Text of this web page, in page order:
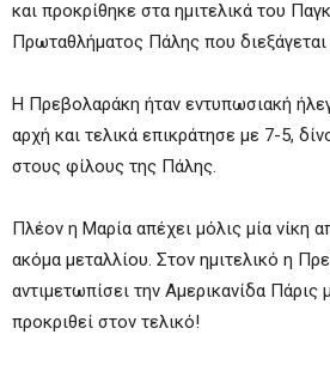
και προκρίθηκε στα ημιτελικά του
Πρωταθλήματος Πάλης που διεξάγεται
Η Πρεβολαράκη ήταν εντυπωσιακή
αρχή και τελικά επικράτησε με 7-5,
στους φίλους της Πάλης.
Πλέον η Μαρία απέχει μόλις μία νίκη
ακόμα μεταλλίου. Στον ημιτελικό η
αντιμετωπίσει την Αμερικανίδα
προκριθεί στον τελικό!